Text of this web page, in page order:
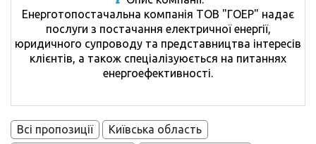
Енерготопостачальна компанія ТОВ "ГОЕР" надає
послуги з постачання електричної енергії,
юридичного супроводу та представництва інтересів
клієнтів, а також спеціалізуюється на питаннях
енергоефективності.
Всі пропозиції
Київська область